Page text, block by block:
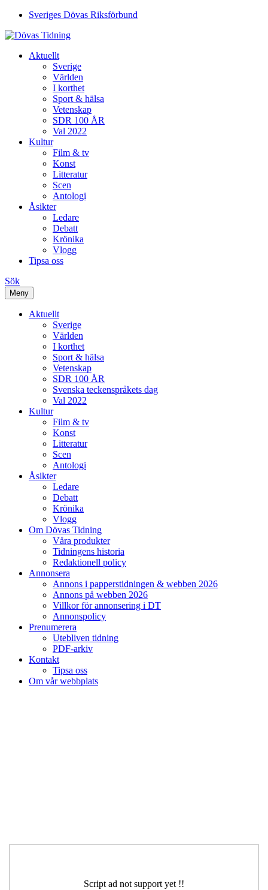
Sveriges Dövas Riksförbund
Aktuellt
Sverige
Världen
I korthet
Sport & hälsa
Vetenskap
SDR 100 ÅR
Val 2022
Kultur
Film & tv
Konst
Litteratur
Scen
Antologi
Åsikter
Ledare
Debatt
Krönika
Vlogg
Tipsa oss
Sök
Meny
Aktuellt
Sverige
Världen
I korthet
Sport & hälsa
Vetenskap
SDR 100 ÅR
Svenska teckenspråkets dag
Val 2022
Kultur
Film & tv
Konst
Litteratur
Scen
Antologi
Åsikter
Ledare
Debatt
Krönika
Vlogg
Om Dövas Tidning
Våra produkter
Tidningens historia
Redaktionell policy
Annonsera
Annons i papperstidningen & webben 2026
Annons på webben 2026
Villkor för annonsering i DT
Annonspolicy
Prenumerera
Utebliven tidning
PDF-arkiv
Kontakt
Tipsa oss
Om vår webbplats